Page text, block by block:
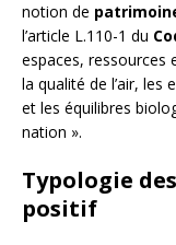
notion de
l’article L.110-1 du
espaces, ressources
la qualité de l’air, les
et les équilibres
nation ».
Typologie
positif